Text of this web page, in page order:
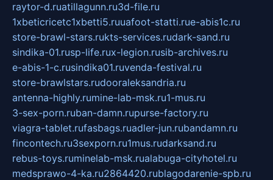
raytor-d.ruatillagunn.ru3d-file.ru
1xbeticricetc1xbetti5.ruuafoot-statti.rue-abis1c.ru
store-brawl-stars.rukts-services.rudark-sand.ru
sindika-01.rusp-life.rux-legion.rusib-archives.ru
e-abis-1-c.rusindika01.ruvenda-festival.ru
store-brawlstars.rudooraleksandria.ru
antenna-highly.rumine-lab-msk.ru1-mus.ru
3-sex-porn.ruban-damn.rupurse-factory.ru
viagra-tablet.rufasbags.ruadler-jun.rubandamn.ru
fincontech.ru3sexporn.ru1mus.rudarksand.ru
rebus-toys.ruminelab-msk.rualabuga-cityhotel.ru
medsprawo-4-ka.ru2864420.rublagodarenie-spb.ru